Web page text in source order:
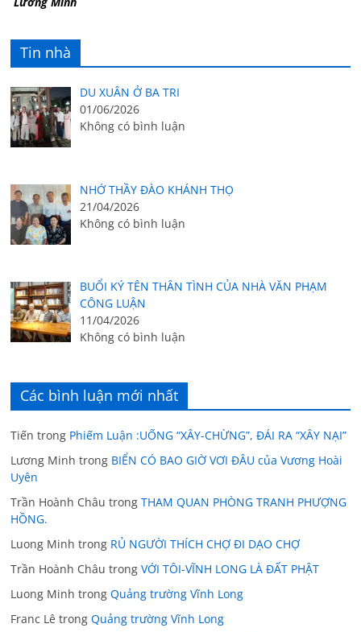
Tin nhà
DU XUÂN Ở BA TRI
01/06/2026
Không có bình luận
NHỚ THẦY ĐÀO KHÁNH THỌ
21/04/2026
Không có bình luận
BUỔI KÝ TÊN THÂN TÌNH CỦA NHÀ VĂN PHẠM
CÔNG LUẬN
11/04/2026
Không có bình luận
Các bình luận mới nhất
Tiến trong Phiếm Luận :UỐNG “XÂY-CHỪNG”, ĐÁI RA “XÂY NẠI”
Lương Minh trong BIỂN CÓ BAO GIỜ VƠI ĐÂU của Vương Hoài
Uyên
Trần Hoành Châu trongTHAM QUAN PHÒNG TRANH PHƯỢNG
HỒNG.
Luong Minh trong RỦ NGƯỜI THÍCH CHỢ ĐI DẠO CHỢ
Trần Hoành Châu trongVỚI TÔI-VĨNH LONG LÀ ĐẤT PHẬT
Luong Minh trongQuảng trường Vĩnh Long
Franc Lê trongQuảng trường Vĩnh Long